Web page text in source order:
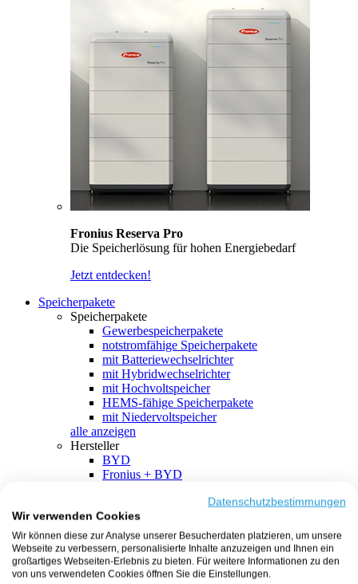
Fronius Reserva Pro
Die Speicherlösung für hohen Energiebedarf
Jetzt entdecken!
Speicherpakete
Speicherpakete
Gewerbespeicherpakete
notstromfähige Speicherpakete
mit Batteriewechselrichter
mit Hybridwechselrichter
mit Hochvoltspeicher
HEMS-fähige Speicherpakete
mit Niedervoltspeicher
alle anzeigen
Hersteller
BYD
Fronius + BYD
SMA + BYD
EcoFlow
EcoFlow + EcoFlow
FENECON
FENECON + FENECON
Datenschutzbestimmungen
Wir verwenden Cookies
Wir können diese zur Analyse unserer Besucherdaten platzieren, um unsere
Webseite zu verbessern, personalisierte Inhalte anzuzeigen und Ihnen ein
großartiges Webseiten-Erlebnis zu bieten. Für weitere Informationen zu den
von uns verwendeten Cookies öffnen Sie die Einstellungen.